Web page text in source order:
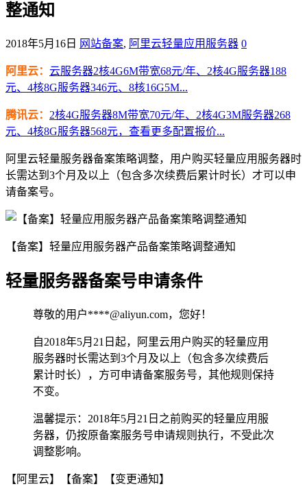
整通知
2018年5月16日 网站备案, 阿里云轻量应用服务器 0
阿里云： 云服务器2核4G6M带宽68元/年、2核4G服务器188
元、4核8G服务器346元、8核16G5M...
腾讯云： 2核4G服务器8M带宽70元/年、2核4G3M服务器268
元、4核8G服务器568元，查看更多配置报价...
阿里云轻量服务器备案策略调整，用户购买轻量应用服务器时
长需达到3个月及以上（包含多次续费后累计时长）才可以申
请备案号。
【备案】轻量应用服务器产品备案策略调整通知
轻量服务器备案号申请条件
尊敬的用户****@aliyun.com，您好！
自2018年5月21日起，阿里云用户购买的轻量应用
服务器时长需达到3个月及以上（包含多次续费后
累计时长），方可申请备案服务号，其他规则保持
不变。
温馨提示：2018年5月21日之前购买的轻量应用服
务器，仍按原备案服务号申请规则执行，不受此次
调整影响。
【阿里云】【备案】【变更通知】